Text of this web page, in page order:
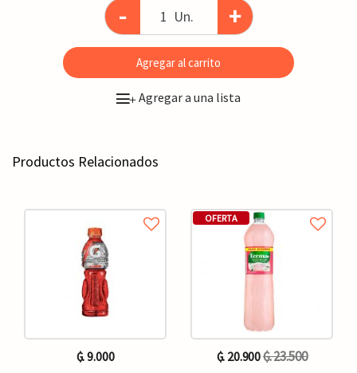
- Un. +
Agregar al carrito
+Agregar a una lista
Productos Relacionados
₲. 9.000
OFERTA
₲. 20.900₲. 23.500